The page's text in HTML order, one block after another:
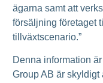
ägarna samt att
försäljning företaget
tillväxtscenario.”
Denna information
Group AB är